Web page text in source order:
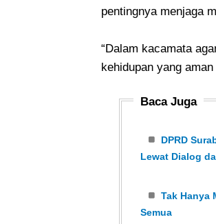
pentingnya menjaga
“Dalam kacamata
kehidupan yang
Baca Juga
DPRD
Lewat Dialog
Tak Hanya
Semua